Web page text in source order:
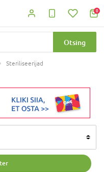
0
Otsing
Steriliseerijad